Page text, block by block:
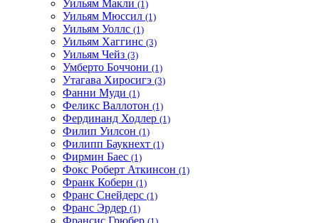
Уильям Макли (1)
Уильям Мюссил (1)
Уильям Уоллс (1)
Уильям Хаггинс (3)
Уильям Чейз (3)
Умберто Боччони (1)
Утагава Хиросигэ (3)
Фанни Муди (1)
Феликс Валлотон (1)
Фердинанд Ходлер (1)
Филип Уилсон (1)
Филипп Баукнехт (1)
Фирмин Баес (1)
Фокс Роберт Аткинсон (1)
Франк Коберн (1)
Франс Снейдерс (1)
Франс Эрдер (1)